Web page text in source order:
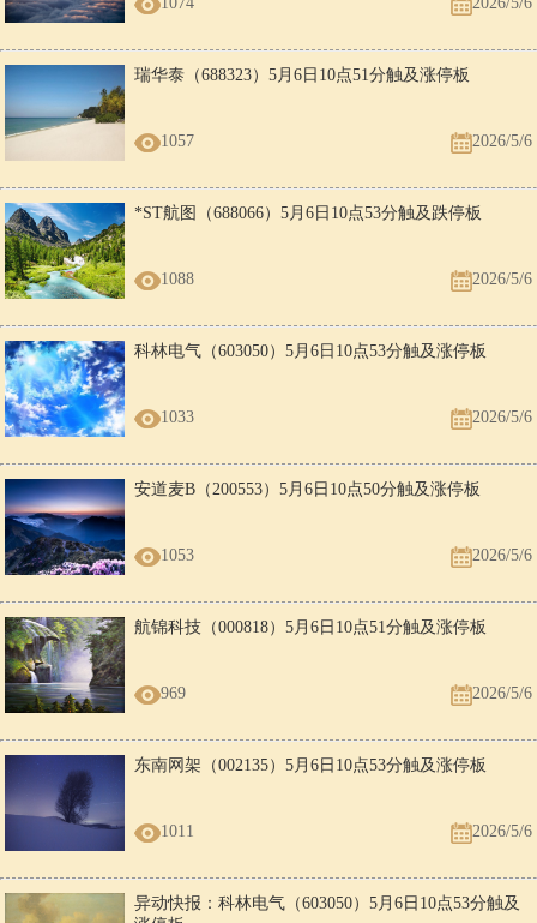
瑞华泰（688323）5月6日10点51分触及涨停板
1057 2026/5/6
*ST航图（688066）5月6日10点53分触及跌停板
1088 2026/5/6
科林电气（603050）5月6日10点53分触及涨停板
1033 2026/5/6
安道麦B（200553）5月6日10点50分触及涨停板
1053 2026/5/6
航锦科技（000818）5月6日10点51分触及涨停板
969 2026/5/6
东南网架（002135）5月6日10点53分触及涨停板
1011 2026/5/6
异动快报：科林电气（603050）5月6日10点53分触及